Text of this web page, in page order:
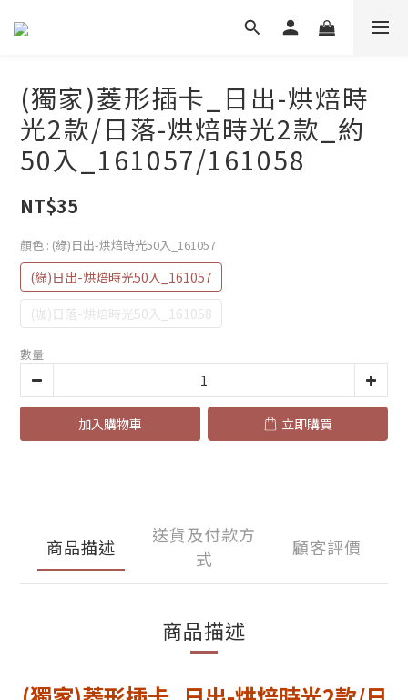
(獨家)菱形插卡_日出-烘焙時
光2款/日落-烘焙時光2款_約
50入_161057/161058
NT$35
顏色 : (綠)日出-烘焙時光50入_161057
(綠)日出-烘焙時光50入_161057
(咖)日落-烘焙時光50入_161058
數量
加入購物車 立即購買
商品描述
送貨及付款方
式
顧客評價
商品描述